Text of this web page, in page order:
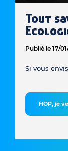
Tout
Publié le 17/
Si vous
HOP, je